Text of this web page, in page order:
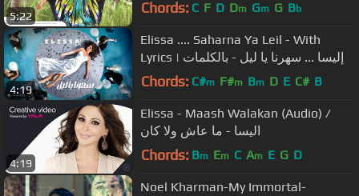
5:22 Chords: C F D Dm Gm G Bb
4:19
Elissa .... Saharna Ya Leil - With
Lyrics | إليسا ... سهرنا يا ليل - بالكلمات
Chords: C#m F#m Bm D E C# B
4:19
Elissa - Maash Walakan (Audio) /
اليسا - ما عاش ولا كان
Chords: Bm Em C Am E G D
Noel Kharman-My Immortal-